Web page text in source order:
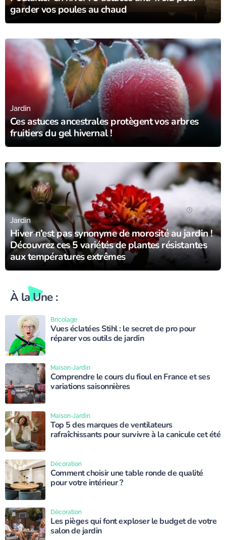
garder vos poules au chaud
Ces astuces ancestrales protègent vos arbres
fruitiers du gel hivernal !
Jardin
24/01/24
Hiver n’est pas synonyme de morosité au jardin !
Découvrez ces 5 variétés de plantes résistantes
aux températures extrêmes
Jardin
16/01/24
À la Une :
Vues éclatées Stihl : le secret de pro pour
réparer vos outils de jardin
Bricolage
Comprendre le cours du fioul en France et ses
variations saisonnières
Maison-Jardin
Top 5 des marques de ventilateurs
rafraîchissants pour survivre à la canicule cet été
Maison-Jardin
Comment choisir une table ronde de qualité
pour votre intérieur ?
Décoration
Les pièges qui font exploser le budget de votre
salon de jardin
Décoration